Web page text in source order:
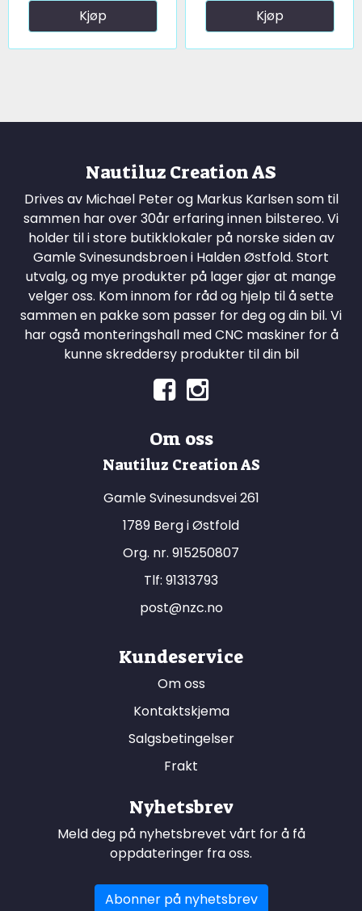
Kjøp Kjøp
Nautiluz Creation AS
Drives av Michael Peter og Markus Karlsen som til
sammen har over 30år erfaring innen bilstereo. Vi
holder til i store butikklokaler på norske siden av
Gamle Svinesundsbroen i Halden Østfold. Stort
utvalg, og mye produkter på lager gjør at mange
velger oss. Kom innom for råd og hjelp til å sette
sammen en pakke som passer for deg og din bil. Vi
har også monteringshall med CNC maskiner for å
kunne skreddersy produkter til din bil
Om oss
Nautiluz Creation AS
Gamle Svinesundsvei 261
1789 Berg i Østfold
Org. nr. 915250807
Tlf: 91313793
post@nzc.no
Kundeservice
Om oss
Kontaktskjema
Salgsbetingelser
Frakt
Nyhetsbrev
Meld deg på nyhetsbrevet vårt for å få
oppdateringer fra oss.
Abonner på nyhetsbrev